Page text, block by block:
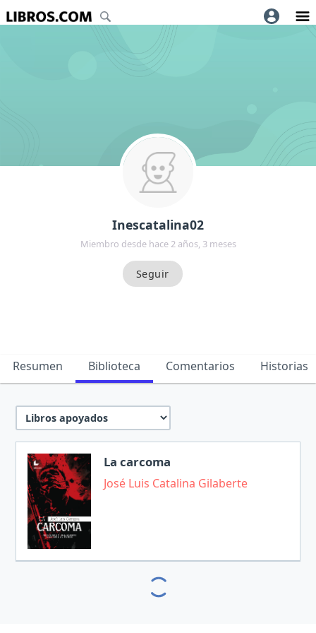
Inescatalina02
Miembro desde hace 2 años, 3 meses
Resumen Biblioteca Comentarios Historias
La carcoma
José Luis Catalina Gilaberte